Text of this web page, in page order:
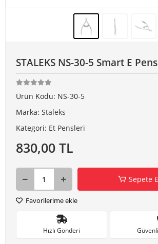
STALEKS NS-30-5 Smart E
Ürün Kodu: NS-30-5
Marka: Staleks
Kategori: Et Pensleri
830,00 TL
Sepete
Favorilerime ekle
Hızlı Gönderi